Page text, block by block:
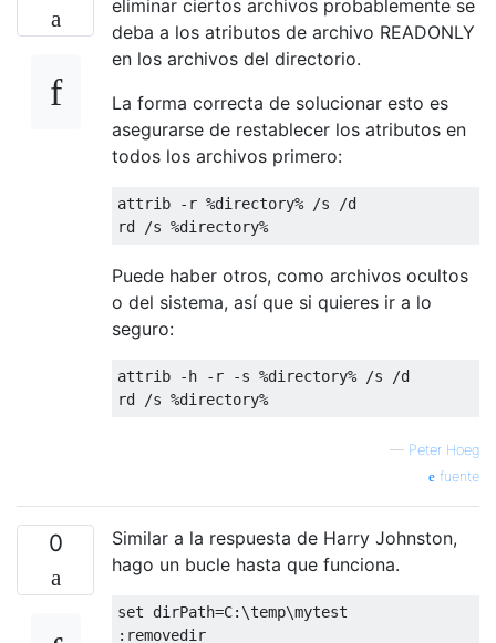
eliminar ciertos archivos probablemente se
deba a los atributos de archivo READONLY
en los archivos del directorio.
La forma correcta de solucionar esto es
asegurarse de restablecer los atributos en
todos los archivos primero:
attrib -r %directory% /s /d
Puede haber otros, como archivos ocultos
o del sistema, así que si quieres ir a lo
seguro:
attrib -h -r -s %directory% /s /d
— Peter Hoeg
fuente
0
Similar a la respuesta de Harry Johnston,
hago un bucle hasta que funciona.
set dirPath=C:\temp\mytest
:removedir